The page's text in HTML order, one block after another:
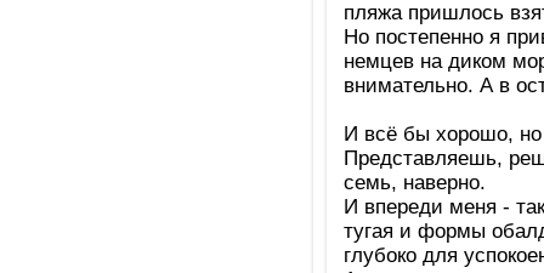
пляжа пришлось
Но постепенно я
немцев на диком
внимательно. А в
И всё бы хорошо,
Представляешь,
семь, наверно.
И впереди меня -
тугая и формы
глубоко для